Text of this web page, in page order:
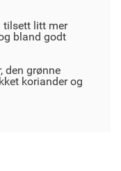
tilsett litt mer
bland godt
den grønne
koriander og